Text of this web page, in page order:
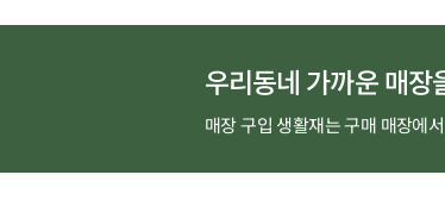
우리동네 가까운 매장
매장 구입 생활재는 구매 매장에